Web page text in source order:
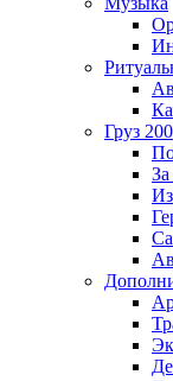
Груз 200